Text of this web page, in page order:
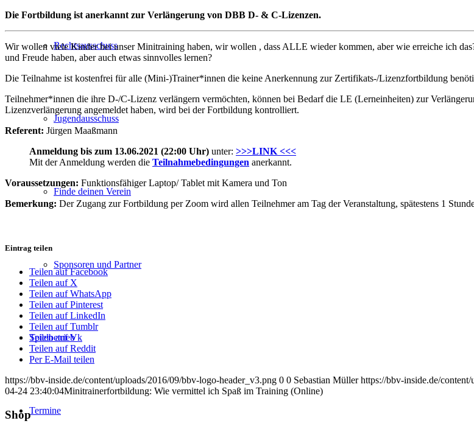
Rechtsausschuss
Jugendausschuss
Finde deinen Verein
Sponsoren und Partner
Spielbetrieb
Termine
Die Fortbildung ist anerkannt zur Verlängerung von DBB D- & C-Lizenzen.
Wir wollen viele Kinder bei unser Minitraining haben, wir wollen , dass ALLE wieder kommen, aber wie erreiche ich
und Freude haben, aber auch etwas sinnvolles lernen?
Die Teilnahme ist kostenfrei für alle (Mini-)Trainer*innen die keine Anerkennung zur Zertifikats-/Lizenzfortbildung
Teilnehmer*innen die ihre D-/C-Lizenz verlängern vermöchten, können bei Bedarf die LE (Lerneinheiten) zur
Lizenzverlängerung angemeldet haben, wird bei der Fortbildung kontrolliert.
Referent: Jürgen Maaßmann
Anmeldung bis zum 13.06.2021 (22:00 Uhr) unter: >>>LINK <<<
Mit der Anmeldung werden die Teilnahmebedingungen anerkannt.
Voraussetzungen: Funktionsfähiger Laptop/ Tablet mit Kamera und Ton
Bemerkung: Der Zugang zur Fortbildung per Zoom wird allen Teilnehmer am Tag der Veranstaltung, spätestens 1
Eintrag teilen
Teilen auf Facebook
Teilen auf X
Teilen auf WhatsApp
Teilen auf Pinterest
Teilen auf LinkedIn
Teilen auf Tumblr
Teilen auf Vk
Teilen auf Reddit
Per E-Mail teilen
https://bbv-inside.de/content/uploads/2016/09/bbv-logo-header_v3.png 0 0 Sebastian Müller https://bbv-inside.de/
04-24 23:40:04Minitrainerfortbildung: Wie vermittel ich Spaß im Training (Online)
Shop